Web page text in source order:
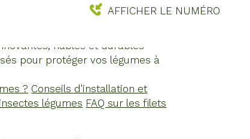
AFFICHER LE NUMÉRO
fiables et durables
pour protéger vos légumes à
? Conseils d'installation et
légumes FAQ sur les filets